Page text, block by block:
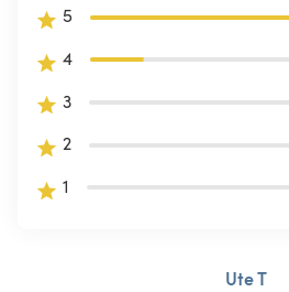
5
4
3
2
1
Ute T